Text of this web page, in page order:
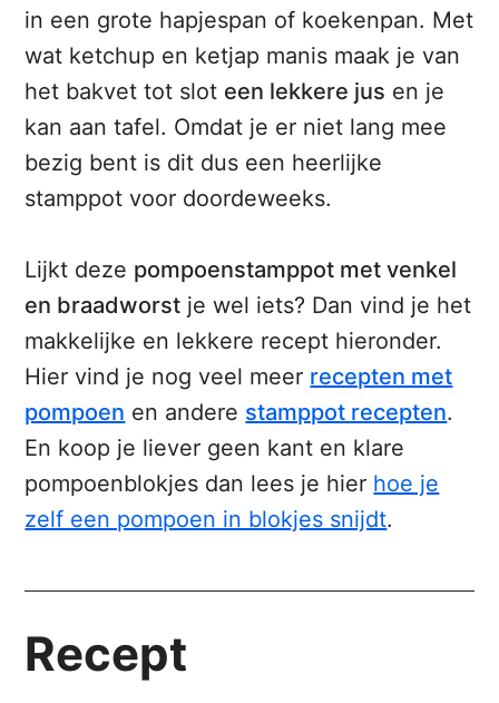
in een grote hapjespan of koekenpan. Met
wat ketchup en ketjap manis maak je van
het bakvet tot slot een lekkere jus en je
kan aan tafel. Omdat je er niet lang mee
bezig bent is dit dus een heerlijke
stamppot voor doordeweeks.
Lijkt deze pompoenstamppot met venkel
en braadworst je wel iets? Dan vind je het
makkelijke en lekkere recept hieronder.
Hier vind je nog veel meer recepten met
pompoen en andere stamppot recepten.
En koop je liever geen kant en klare
pompoenblokjes dan lees je hier hoe je
zelf een pompoen in blokjes snijdt.
Recept